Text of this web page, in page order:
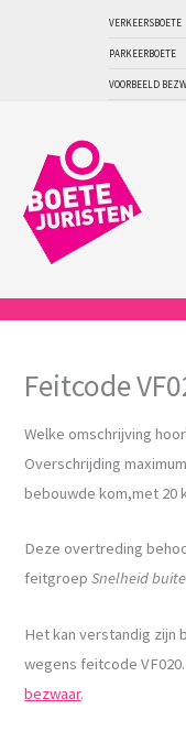
VERKEERSBOETE
PARKEERBOETE
VOORBEELD
Feitcode
Welke omschrijving
Overschrijding
bebouwde kom,met 20
Deze overtreding
feitgroepSnelheid
Het kan verstandig zijn
wegens feitcode
bezwaar.